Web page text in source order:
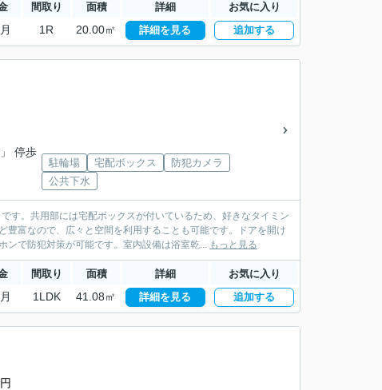
間取り 面積 詳細 お気に入り
1R 20.00㎡ 詳細を見る 追加する
停歩
駐輪場 宅配ボックス
防犯カメラ
公共下水
す。共用部には宅配ボックスが付いているため、好きなタイミン
富なので、広々と空間を利用することも可能です。ドアを開け
ンで防犯対策が可能です。室内設備は浴室乾... もっと見る
間取り 面積 詳細 お気に入り
1LDK 41.08㎡ 詳細を見る 追加する